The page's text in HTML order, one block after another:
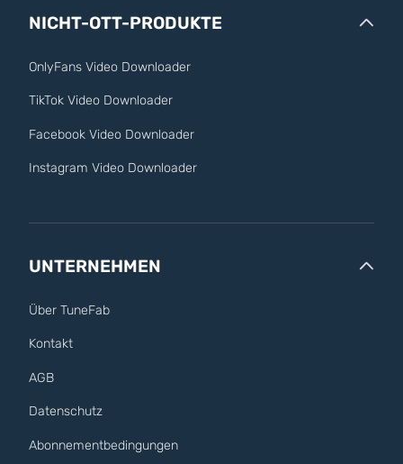
NICHT-OTT-PRODUKTE
OnlyFans Video Downloader
TikTok Video Downloader
Facebook Video Downloader
Instagram Video Downloader
UNTERNEHMEN
Über TuneFab
Kontakt
AGB
Datenschutz
Abonnementbedingungen